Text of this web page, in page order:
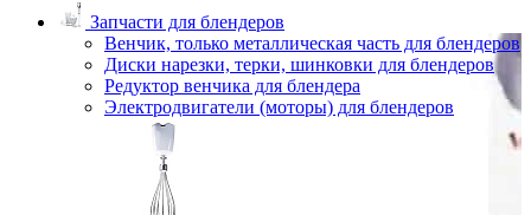
Запчасти для блендеров
Венчик, только металлическая часть для блендеров
Диски нарезки, терки, шинковки для блендеров
Редуктор венчика для блендера
Электродвигатели (моторы) для блендеров